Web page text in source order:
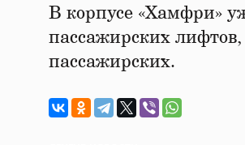
В корпусе «Хамфри»
пассажирских лифтов,
пассажирских.